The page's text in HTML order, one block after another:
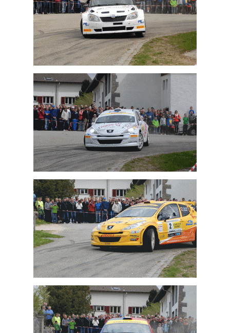
Pascal Perroud
Nicolas Althaus
Sébastien Carron